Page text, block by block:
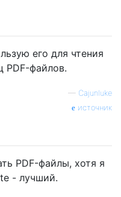
его для чтения
PDF-файлов.
— Cajunluke
источник
PDF-файлы, хотя я
- лучший.